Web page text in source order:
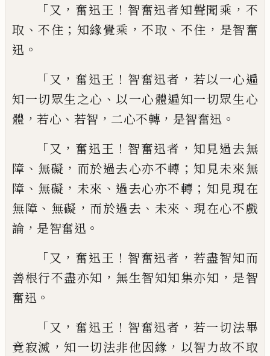
「又 ， 奮迅王 ！ 智奮迅者知聲聞乘 ， 不
取 、不住 ； 知緣覺乘 ，不取 、 不住 ， 是智奮
迅 。
「又 ， 奮迅王 ！ 智奮迅者 ， 若以一心遍
知一切眾生之心 、 以一心體遍知一切眾生心
體 ， 若心 、 若智 ， 二心不轉 ， 是智奮迅 。
「又 ， 奮迅王 ！ 智奮迅者 ， 知見過去無
障 、 無礙 ， 而於過去心亦不轉 ； 知見未來無
障 、 無礙 ， 未來 、 過去心亦不轉 ； 知見現在
無障 、 無礙 ， 而於過去 、 未來 、 現在心不戲
論 ， 是智奮迅 。
「又 ， 奮迅王 ！ 智奮迅者 ， 若盡智知而
善根行不盡亦知 ， 無生智知知集亦知 ， 是智
奮迅 。
「又 ， 奮迅王 ！ 智奮迅者 ， 若一切法畢
竟寂滅 ，知一切法非他因緣 ， 以智力故不取